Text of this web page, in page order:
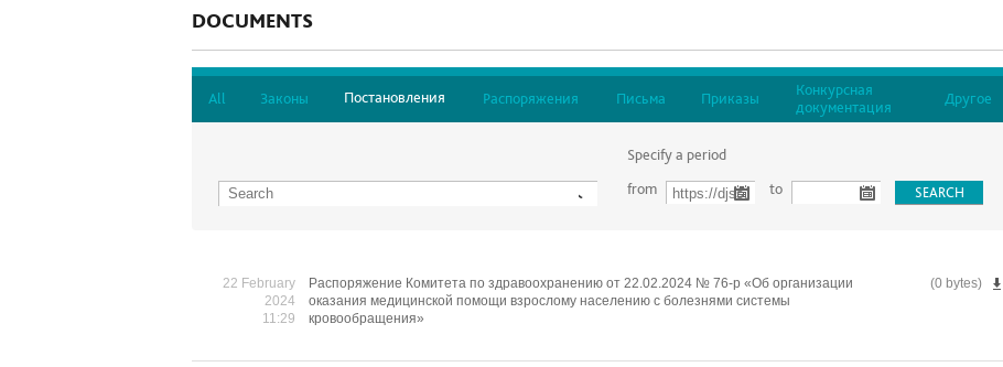
DOCUMENTS
All Законы Постановления Распоряжения Письма Приказы
Конкурсная
документация
Другое
Specify a period
from
to
22 February
2024
11:29
(0 bytes)
Распоряжение Комитета по здравоохранению от 22.02.2024 № 76-р «Об организации
оказания медицинской помощи взрослому населению с болезнями системы
кровообращения»